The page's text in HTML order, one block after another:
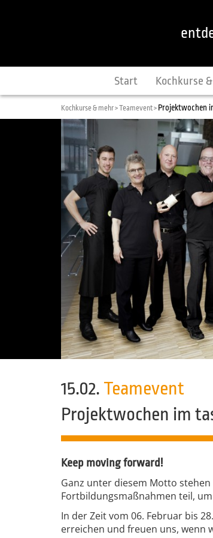
Start Kochkurse
Kochkurse & mehr >Teamevent > Projektwochen
15.02. Teamevent
Projektwochen im
Keep moving forward!
Ganz unter diesem Motto
Fortbildungsmaßnahmen teil,
In der Zeit vom 06. Februar bis
erreichen und freuen uns, wenn